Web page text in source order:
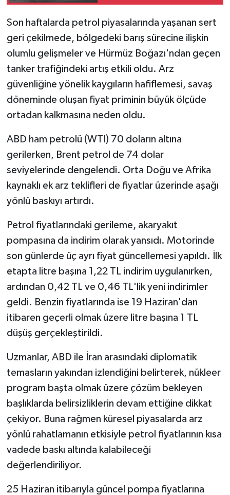
Son haftalarda petrol piyasalarında yaşanan sert
geri çekilmede, bölgedeki barış sürecine ilişkin
olumlu gelişmeler ve Hürmüz Boğazı'ndan geçen
tanker trafiğindeki artış etkili oldu. Arz
güvenliğine yönelik kaygıların hafiflemesi, savaş
döneminde oluşan fiyat priminin büyük ölçüde
ortadan kalkmasına neden oldu.
ABD ham petrolü (WTI) 70 doların altına
gerilerken, Brent petrol de 74 dolar
seviyelerinde dengelendi. Orta Doğu ve Afrika
kaynaklı ek arz teklifleri de fiyatlar üzerinde aşağı
yönlü baskıyı artırdı.
Petrol fiyatlarındaki gerileme, akaryakıt
pompasına da indirim olarak yansıdı. Motorinde
son günlerde üç ayrı fiyat güncellemesi yapıldı. İlk
etapta litre başına 1,22 TL indirim uygulanırken,
ardından 0,42 TL ve 0,46 TL'lik yeni indirimler
geldi. Benzin fiyatlarında ise 19 Haziran'dan
itibaren geçerli olmak üzere litre başına 1 TL
düşüş gerçekleştirildi.
Uzmanlar, ABD ile İran arasındaki diplomatik
temasların yakından izlendiğini belirterek, nükleer
program başta olmak üzere çözüm bekleyen
başlıklarda belirsizliklerin devam ettiğine dikkat
çekiyor. Buna rağmen küresel piyasalarda arz
yönlü rahatlamanın etkisiyle petrol fiyatlarının kısa
vadede baskı altında kalabileceği
değerlendiriliyor.
25 Haziran itibarıyla güncel pompa fiyatlarına